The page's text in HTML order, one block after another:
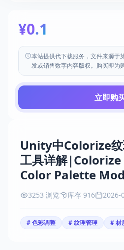
Unity中Colorize纹
工具详解
Color Palette
3253 浏览 库存 916 2026-
# 色彩调整 # 纹理管理 # 材
¥0.1
本站提供代下载服务，文件来源于
发或销售数字内容版权。购买即为
立即购